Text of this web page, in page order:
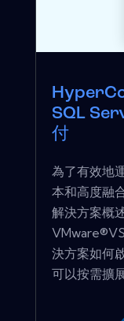
SQL
付
為了有效地
本和高度融
解決方案概
決方案如何
可以按需擴